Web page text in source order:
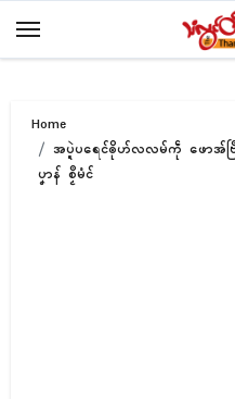
Home
အပ္ဍဲပရေၚ်ၜိုဟ်လလမ်ကဵု ဖော
ပၞာန် စၟဳမံၚ်